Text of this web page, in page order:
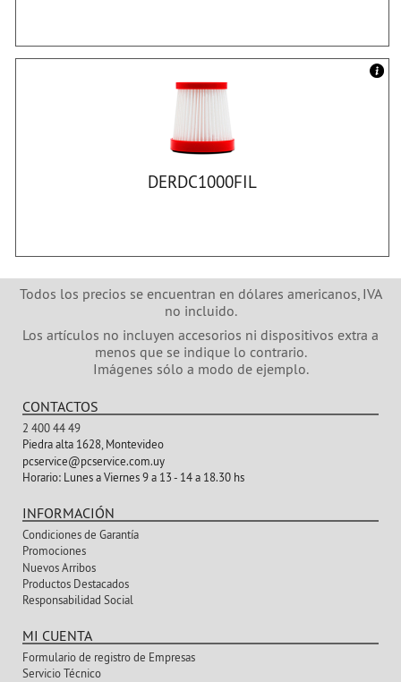
DERDC1000FIL
Todos los precios se encuentran en dólares americanos, IVA
no incluido.
Los artículos no incluyen accesorios ni dispositivos extra a
menos que se indique lo contrario.
Imágenes sólo a modo de ejemplo.
CONTACTOS
2 400 44 49
Piedra alta 1628, Montevideo
pcservice@pcservice.com.uy
Horario:Lunes a Viernes 9 a 13 - 14 a 18.30 hs
INFORMACIÓN
Condiciones de Garantía
Promociones
Nuevos Arribos
Productos Destacados
Responsabilidad Social
MI CUENTA
Formulario de registro de Empresas
Servicio Técnico